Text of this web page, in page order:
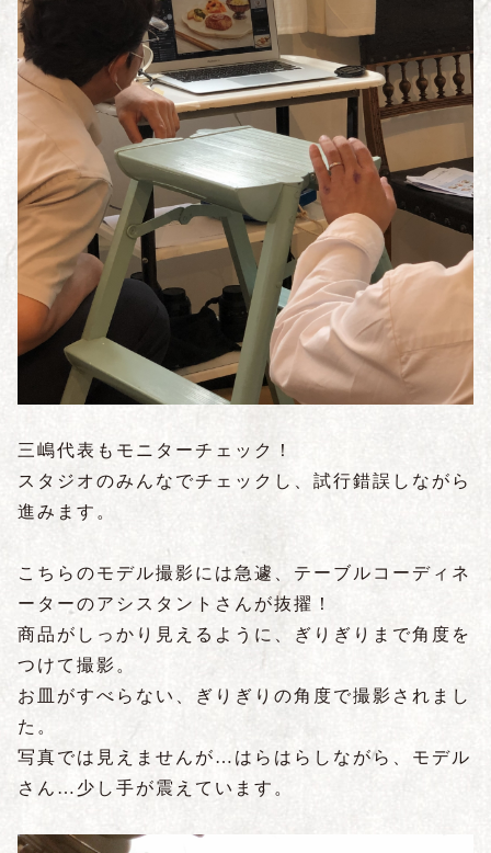
三嶋代表もモニターチェック！
スタジオのみんなでチェックし、試行錯誤しながら
進みます。
こちらのモデル撮影には急遽、テーブルコーディネ
ーターのアシスタントさんが抜擢！
商品がしっかり見えるように、ぎりぎりまで角度を
つけて撮影。
お皿がすべらない、ぎりぎりの角度で撮影されまし
た。
写真では見えませんが…はらはらしながら、モデル
さん…少し手が震えています。